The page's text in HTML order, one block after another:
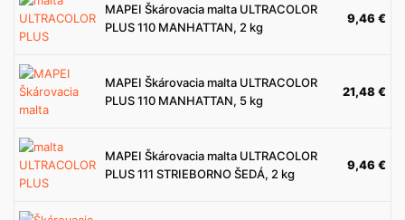
MAPEI Škárovacia malta ULTRACOLOR
PLUS 110 MANHATTAN, 2 kg
9,46€
MAPEI Škárovacia malta ULTRACOLOR
PLUS 110 MANHATTAN, 5 kg
21,48€
MAPEI Škárovacia malta ULTRACOLOR
PLUS 111 STRIEBORNO ŠEDÁ, 2 kg
9,46€